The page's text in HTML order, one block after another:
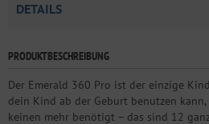
DETAILS
PRODUKTBESCHREIBUNG
Der Emerald 360 Pro ist der einzige
dein Kind ab der Geburt benutzen
keinen mehr benötigt – das sind 12